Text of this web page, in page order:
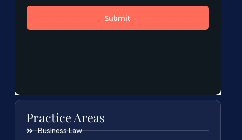
Practice Areas
Business Law